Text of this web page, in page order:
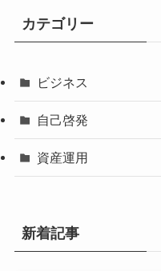
カテゴリー
ビジネス
自己啓発
資産運用
新着記事